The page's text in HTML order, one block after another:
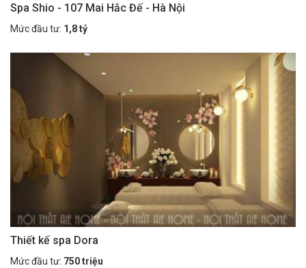
Spa Shio - 107 Mai Hắc Đế - Hà Nội
Mức đầu tư: 1,8 tỷ
Thiết kế spa Dora
Mức đầu tư: 750 triệu